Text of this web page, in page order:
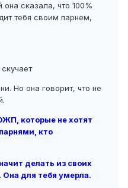
сказала, что 100%
тебя своим парнем,
Но она говорит, что не
которые не хотят
кто
делать из своих
для тебя умерла.